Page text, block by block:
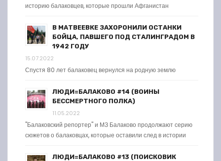
историю балаковцев, которые прошли Афганистан
В МАТВЕЕВКЕ ЗАХОРОНИЛИ ОСТАНКИ
БОЙЦА, ПАВШЕГО ПОД СТАЛИНГРАДОМ В
1942 ГОДУ
15.07.2022
Спустя 80 лет балаковец вернулся на родную землю
ЛЮДИ=БАЛАКОВО #14 (ВОИНЫ
БЕССМЕРТНОГО ПОЛКА)
11.05.2022
"Балаковский репортер" и МЗ Балаково продолжают серию
сюжетов о балаковцах, которые оставили след в истории
ЛЮДИ=БАЛАКОВО #13 (ПОИСКОВИК